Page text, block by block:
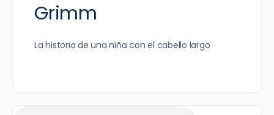
Grimm
La historia de una niña con el cabello largo